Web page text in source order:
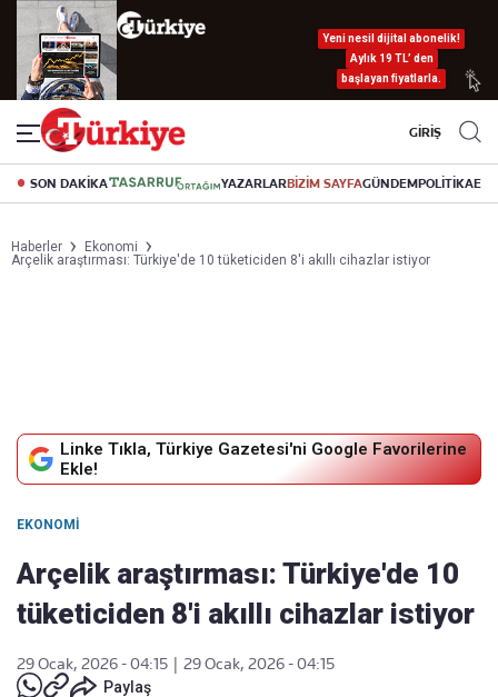
Yeni nesil dijital abonelik!
Aylık 19 TL’ den
başlayan fiyatlarla.
GİRİŞ
SON DAKİKA YAZARLARBİZİM SAYFAGÜNDEMPOLİTİKA
Haberler
Ekonomi
Arçelik araştırması: Türkiye'de 10 tüketiciden 8'i akıllı cihazlar istiyor
Linke Tıkla, Türkiye Gazetesi'ni Google Favorilerine
Ekle!
EKONOMI
Arçelik araştırması: Türkiye'de 10
tüketiciden 8'i akıllı cihazlar istiyor
29 Ocak, 2026 - 04:15
29 Ocak, 2026 - 04:15
Paylaş